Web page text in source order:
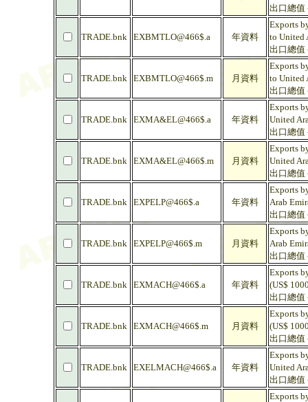
出口總值
TRADE.bnk EXBMTLO@466$.a 年資料
Exports
to United
出口總值
TRADE.bnk EXBMTLO@466$.m 月資料
Exports
to United
出口總值
TRADE.bnk EXMA&EL@466$.a 年資料
Exports
United
出口總值
TRADE.bnk EXMA&EL@466$.m 月資料
Exports
United
出口總值
TRADE.bnk EXPELP@466$.a 年資料
Exports
Arab
出口總值
TRADE.bnk EXPELP@466$.m 月資料
Exports
Arab
出口總值
TRADE.bnk EXMACH@466$.a 年資料
Exports
(US$
出口總值
TRADE.bnk EXMACH@466$.m 月資料
Exports
(US$
出口總值
TRADE.bnk EXELMACH@466$.a 年資料
Exports
United
出口總值
Exports